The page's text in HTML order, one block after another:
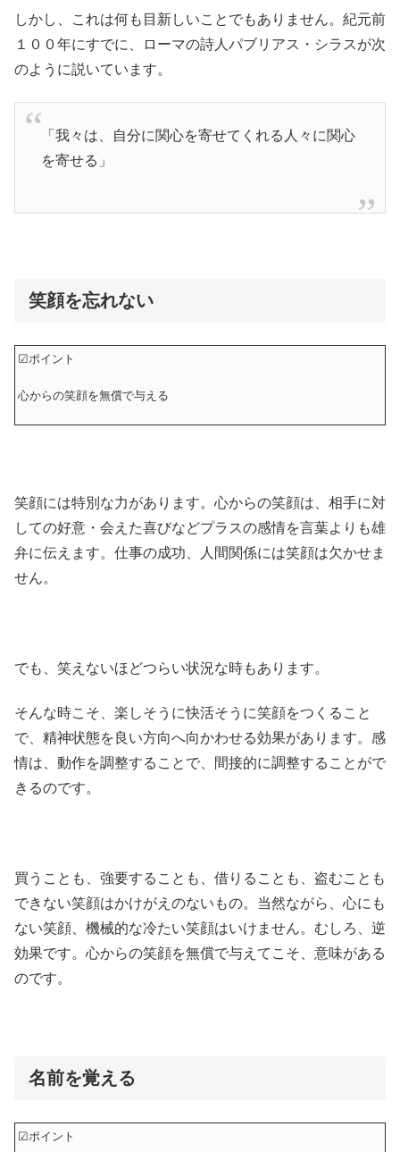
しかし、これは何も目新しいことでもありません。紀元前
１００年にすでに、ローマの詩人パブリアス・シラスが次
のように説いています。
「我々は、自分に関心を寄せてくれる人々に関心
を寄せる」
笑顔を忘れない
☑ポイント
心からの笑顔を無償で与える
笑顔には特別な力があります。心からの笑顔は、相手に対
しての好意・会えた喜びなどプラスの感情を言葉よりも雄
弁に伝えます。仕事の成功、人間関係には笑顔は欠かせま
せん。
でも、笑えないほどつらい状況な時もあります。
そんな時こそ、楽しそうに快活そうに笑顔をつくること
で、精神状態を良い方向へ向かわせる効果があります。感
情は、動作を調整することで、間接的に調整することがで
きるのです。
買うことも、強要することも、借りることも、盗むことも
できない笑顔はかけがえのないもの。当然ながら、心にも
ない笑顔、機械的な冷たい笑顔はいけません。むしろ、逆
効果です。心からの笑顔を無償で与えてこそ、意味がある
のです。
名前を覚える
☑ポイント